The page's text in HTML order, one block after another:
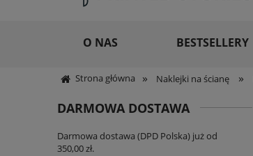
O NAS BESTSELLERY
Strona główna » Naklejki na ścianę »
DARMOWA DOSTAWA
Darmowa dostawa (DPD Polska) już od
350,00 zł.